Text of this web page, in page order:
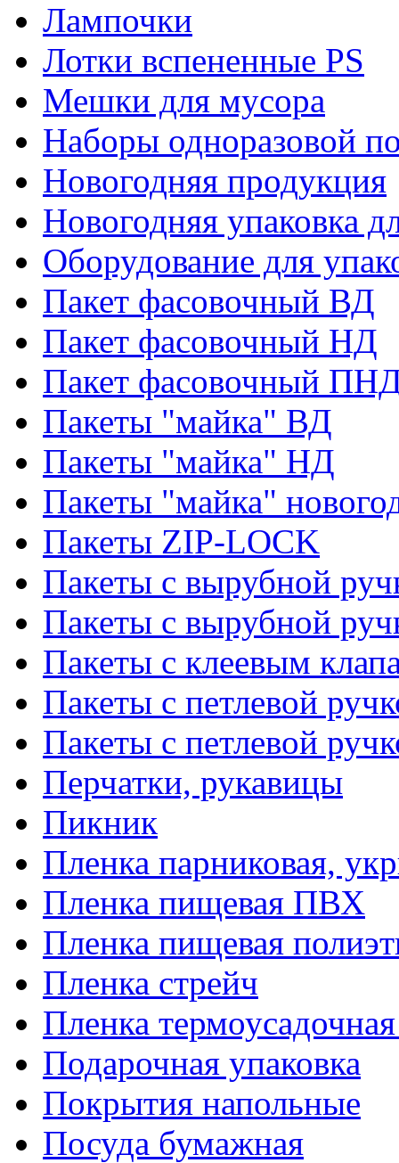
Лампочки
Лотки вспененные PS
Мешки для мусора
Наборы одноразовой
Новогодняя продукция
Новогодняя упаковка
Оборудование для
Пакет фасовочный ВД
Пакет фасовочный НД
Пакет фасовочный
Пакеты "майка" ВД
Пакеты "майка" НД
Пакеты "майка"
Пакеты ZIP-LOCK
Пакеты с вырубной
Пакеты с вырубной
Пакеты с клеевым
Пакеты с петлевой
Пакеты с петлевой
Перчатки, рукавицы
Пикник
Пленка парниковая,
Пленка пищевая ПВХ
Пленка пищевая
Пленка стрейч
Пленка
Подарочная упаковка
Покрытия напольные
Посуда бумажная